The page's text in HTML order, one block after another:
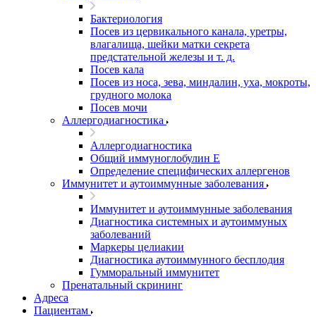
Бактериология
Посев из цервикального канала, уретры,
влагалища, шейки матки секрета
предстательной железы и т. д.
Посев кала
Посев из носа, зева, миндалин, уха, мокроты,
грудного молока
Посев мочи
Аллергодиагностика
Аллергодиагностика
Общий иммуноглобулин Е
Определение специфических аллергенов
Иммунитет и аутоиммунные заболевания
Иммунитет и аутоиммунные заболевания
Диагностика системных и аутоиммуных
заболеваний
Маркеры целиакии
Диагностика аутоиммунного бесплодия
Гумморальный иммунитет
Пренатальный скрининг
Адреса
Пациентам